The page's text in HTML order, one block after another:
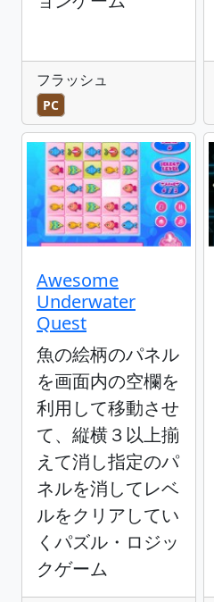
フラッシュ
PC
Awesome
Underwater
Quest
魚の絵柄のパネル
を画面内の空欄を
利用して移動させ
て、縦横３以上揃
えて消し指定のパ
ネルを消してレベ
ルをクリアしてい
くパズル・ロジッ
クゲーム